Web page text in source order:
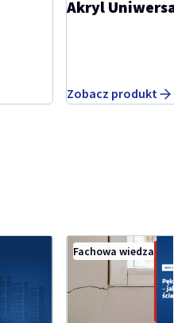
Akryl
Zobacz produkt
Fachowa wiedza